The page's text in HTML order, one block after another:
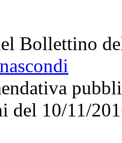
Bollettino
nascondi
del 10/11/